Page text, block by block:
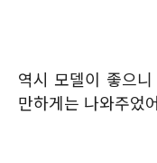
역시 모델이 좋으
만하게는 나와주었